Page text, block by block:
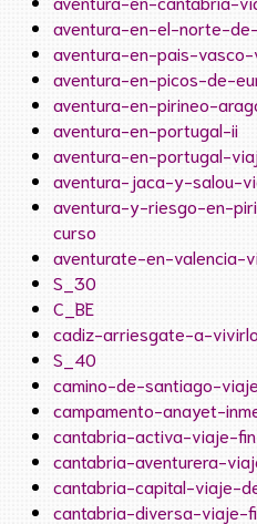
aventura-en-el-norte-
aventura-en-pais-
aventura-en-picos-de-
aventura-en-pirineo-
aventura-en-portugal-ii
aventura-en-portugal-
aventura-jaca-y-salou-
aventura-y-riesgo-en-
curso
aventurate-en-valencia-
S_30
C_BE
cadiz-arriesgate-a-
S_40
camino-de-santiago-
campamento-anayet-
cantabria-activa-viaje-
cantabria-aventurera-
cantabria-capital-viaje-
cantabria-diversa-viaje-